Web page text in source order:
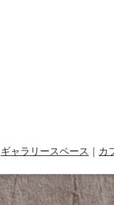
ギャラリースペース ｜ カ